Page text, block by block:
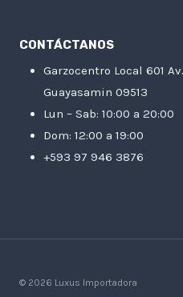
CONTÁCTANOS
Garzocentro Local 601
Guayasamin 09513
Lun – Sab: 10:00 a 20:00
Dom: 12:00 a 19:00
+593 97 946 3876
© 2026 Luxus Importadora